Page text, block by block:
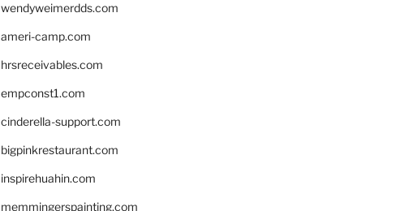
wendyweimerdds.com
ameri-camp.com
hrsreceivables.com
empconst1.com
cinderella-support.com
bigpinkrestaurant.com
inspirehuahin.com
memmingerspainting.com